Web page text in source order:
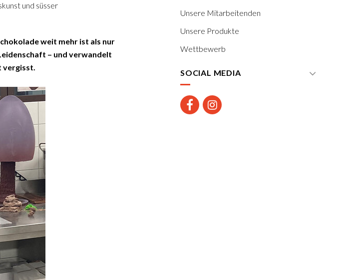
und süsser
weit mehr ist als nur
– und verwandelt
vergisst.
Unsere Mitarbeitenden
Unsere Produkte
Wettbewerb
SOCIAL MEDIA